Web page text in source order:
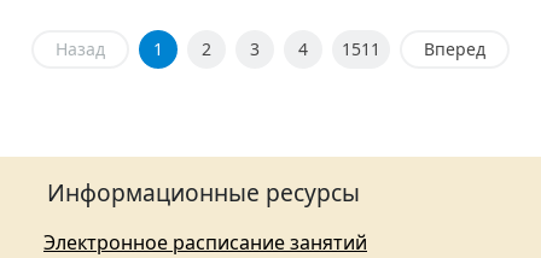
Назад 1 2 3 4 1511 Вперед
Информационные ресурсы
Электронное расписание занятий